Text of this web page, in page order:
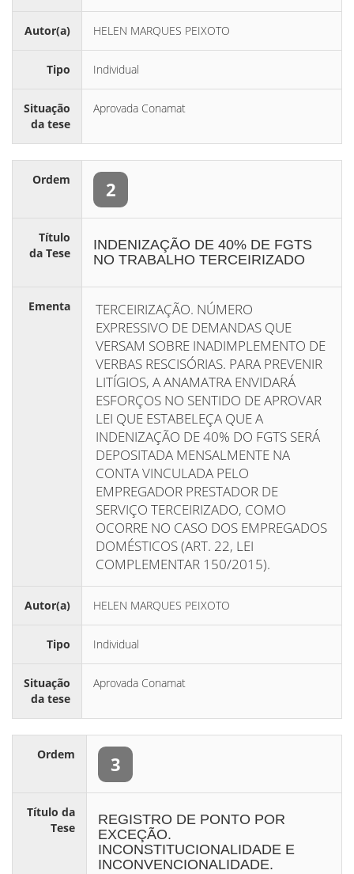
Autor(a) HELEN MARQUES PEIXOTO
Tipo Individual
Situação
da tese
Aprovada Conamat
Ordem 2
Título
da Tese
INDENIZAÇÃO DE 40% DE FGTS
NO TRABALHO TERCEIRIZADO
Ementa
TERCEIRIZAÇÃO. NÚMERO
EXPRESSIVO DE DEMANDAS QUE
VERSAM SOBRE INADIMPLEMENTO DE
VERBAS RESCISÓRIAS. PARA PREVENIR
LITÍGIOS, A ANAMATRA ENVIDARÁ
ESFORÇOS NO SENTIDO DE APROVAR
LEI QUE ESTABELEÇA QUE A
INDENIZAÇÃO DE 40% DO FGTS SERÁ
DEPOSITADA MENSALMENTE NA
CONTA VINCULADA PELO
EMPREGADOR PRESTADOR DE
SERVIÇO TERCEIRIZADO, COMO
OCORRE NO CASO DOS EMPREGADOS
DOMÉSTICOS (ART. 22, LEI
COMPLEMENTAR 150/2015).
Autor(a) HELEN MARQUES PEIXOTO
Tipo Individual
Situação
da tese
Aprovada Conamat
Ordem 3
Título da
Tese
REGISTRO DE PONTO POR
EXCEÇÃO.
INCONSTITUCIONALIDADE E
INCONVENCIONALIDADE.